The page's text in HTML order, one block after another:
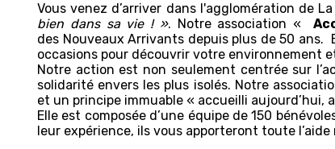
Vous venez d’arriver dans l'agglomération de
bien dans sa vie ! ». Notre association «
des Nouveaux Arrivants depuis plus de 50
occasions pour découvrir votre environnement
Notre action est non seulement centrée sur
solidarité envers les plus isolés. Notre
et un principe immuable « accueilli aujourd’hui,
Elle est composée d’une équipe de 150
leur expérience, ils vous apporteront toute